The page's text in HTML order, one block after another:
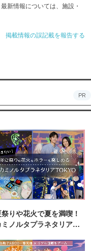
新情報については、施設・
掲載情報の誤記載を報告する
PR
りや花火で夏を満喫！
ミノルタプラネタリア